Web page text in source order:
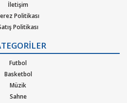
İletişim
Politikası
Politikası
Ağırlama
Nasıl Çalışır
Tipi ve Teslimat
Doğrulama
Sorulan Sorular
Futbol
Basketbol
Müzik
Sahne